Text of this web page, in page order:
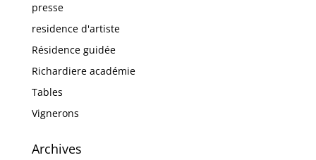
presse
residence d'artiste
Résidence guidée
Richardiere académie
Tables
Vignerons
Archives